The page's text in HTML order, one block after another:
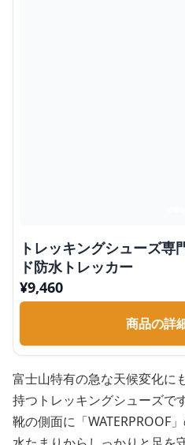
トレッキングシューズ専
ド防水トレッカー
¥9,460
商品の詳
富士山特有の急な天候変化に
持つトレッキングシューズです
靴の側面に「WATERPROOF